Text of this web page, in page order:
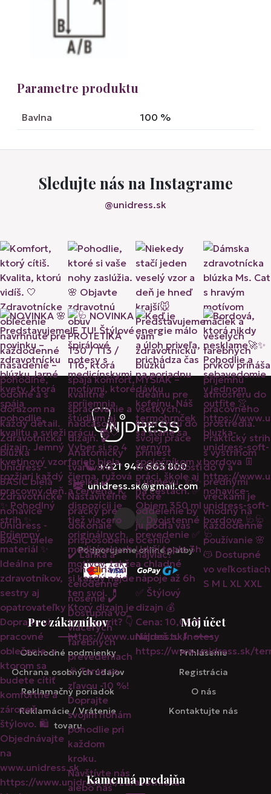
Parametre produktu
Bavlna 100 %
Sledujte nás na Instagrame
@unidress.sk
+421 944 663 800
unidress.sk@gmail.com
Podporujeme online platby
Pre zákazníkov
Obchodné podmienky
Ochrana osobných údajov
Reklamačný poriadok
Reklamácie / Vrátenie
tovaru
Môj účet
Prihlásenie
Registrácia
O nás
Kontaktujte nás
Kamenná predajňa